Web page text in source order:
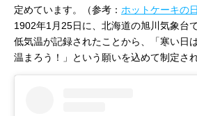
定めています。（参考： ホットケーキの
1902年1月25日に、北海道の旭川気象台
低気温が記録されたことから、「寒い日
温まろう！」という願いを込めて制定され